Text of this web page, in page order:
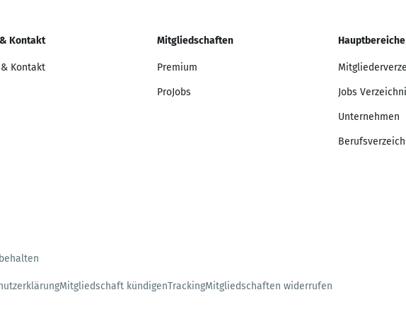
Kontakt
Kontakt
Mitgliedschaften
Premium
ProJobs
Hauptbereiche
Jobs
Unternehmen
Mitgliedschaft kündigenTrackingMitgliedschaften widerrufen